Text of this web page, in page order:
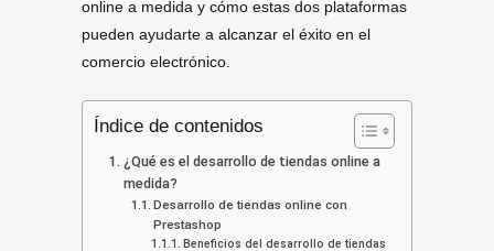
online a medida y cómo estas dos plataformas
pueden ayudarte a alcanzar el éxito en el
comercio electrónico.
Índice de contenidos
¿Qué es el desarrollo de tiendas online a
medida?
Desarrollo de tiendas online con
Prestashop
Beneficios del desarrollo de tiendas